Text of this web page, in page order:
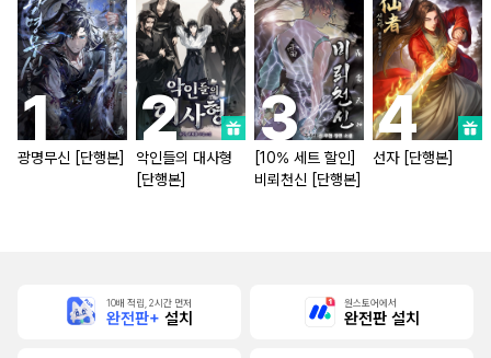
광명무신 [단행본]
악인들의 대사형
[단행본]
[10% 세트 할인]
비뢰천신 [단행본]
선자 [단행본]
10배 적립, 2시간 먼저
완전판+ 설치
원스토어에서
완전판 설치